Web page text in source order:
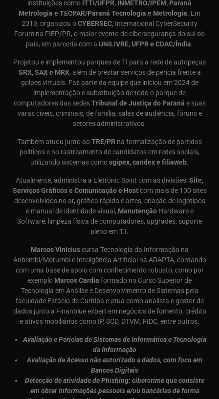
instituições como ITTI/UFPR, INMETRO/IPEM, Paraná
Metrologia e TECPAR/Paraná Tecnologia e Metrologia. Em
2019, organizou oCYBERSEC, International CyberSecurity
Forum na FIEP/PR, o maior evento de cibersegurança do sul do
país, em parceria com a UNILIVRE, UFPR e CDAC/Índia.
Projetou e implementou parques de TI para a rede de autopeças
SRX, SAX e MRX, além de prestar serviços de perícia frente a
golpes virtuais. Faz parte da equipe que iniciou em 2024 de
implementação e substituição de todo o parque de
computadores das sedesTribunal de Justiça do Paraná e suas
varas cíveis, criminais, de família, salas de audiência, fóruns e
setores administrativos.
Também atuou junto aoTRE/PRna formalização de partidos
políticos e no rastreamento de candidatos em redes sociais,
utilizando sistemas comosgipex, candex e filiaweb.
Atualmente, administra a Eletronic Spirit com as divisões:Site,
Serviços Gráficos e Comunicação e Hostcom mais de 100 sites
desenvolvidos no ar, gráfica rápida e artes, criação de logotipos
e manual de identidade visual, ManutençãoHardware e
Software, limpeza física de computadores, upgrades, suporte
pleno em T.I.
Marcos Viniciuscursa Tecnologia da Informação na
Anhembi/Morumbi e Inteligência Artificial na ADAPTA, contando
com uma base de apoio com conhecimento robusto, como por
exemplo Marcos Cardia formado no Curso Superior de
Tecnologia em Análise e Desenvolvimento de Sistemas pela
faculdade Estácio de Curitiba e atua como analista e gestor de
dados junto a Finanblue expert em negócios de fomento, crédito
e ativos mobiliários como IP, SCD, DTVM, FIDC, entre outros.
Avaliação e Pericias de Sistemas de Informática e Tecnologia
da Informação
Avaliação de Acesso não autorizado a dados, com foco em
Bancos Digitais
Detecção de atividade de Phishing: cibercrime que consiste
em obter informações pessoais e/ou bancárias de forma